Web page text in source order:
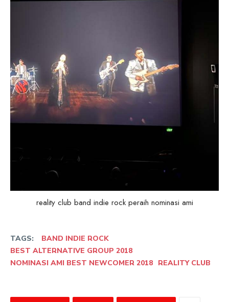
reality club band indie rock peraih nominasi ami
TAGS:
BAND INDIE ROCK
BEST ALTERNATIVE GROUP 2018
NOMINASI AMI BEST NEWCOMER 2018 REALITY CLUB